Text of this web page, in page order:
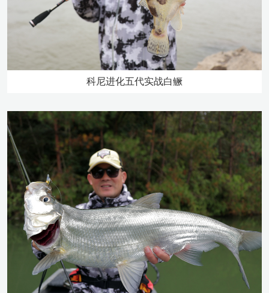
科尼进化五代实战白鳜